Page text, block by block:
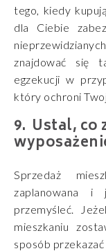
tego, kiedy
dla Ciebie
znajdować się
egzekucji w
który ochroni
Ustal, co
Sprzedaż
zaplanowana
przemyśleć.
mieszkaniu
sposób przekazać